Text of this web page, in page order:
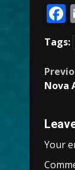
F
k
Tags:
Nova
Your